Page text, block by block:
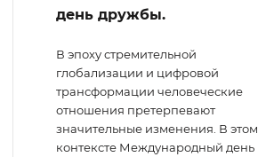
день дружбы.
В эпоху стремительной
глобализации и цифровой
трансформации человеческие
отношения претерпевают
значительные изменения. В этом
контексте Международный день